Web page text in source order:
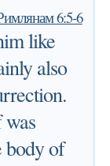
6:5-6
like
also
body of